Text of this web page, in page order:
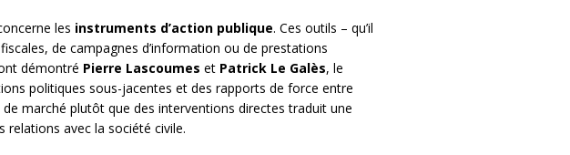
les instruments d’action publique. Ces outils – qu’il
de campagnes d’information ou de prestations
démontré Pierre Lascoumes et Patrick Le Galès, le
politiques sous-jacentes et des rapports de force entre
marché plutôt que des interventions directes traduit une
relations avec la société civile.